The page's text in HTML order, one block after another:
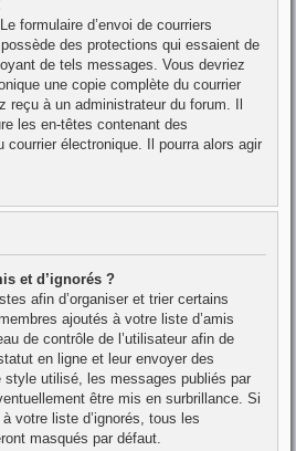
formulaire d’envoi de courriers
des protections qui essaient de
de tels messages. Vous devriez
une copie complète du courrier
reçu à un administrateur du forum. Il
les en-têtes contenant des
courrier électronique. Il pourra alors agir
et d’ignorés ?
afin d’organiser et trier certains
ajoutés à votre liste d’amis
de contrôle de l’utilisateur afin de
en ligne et leur envoyer des
utilisé, les messages publiés par
être mis en surbrillance. Si
votre liste d’ignorés, tous les
masqués par défaut.